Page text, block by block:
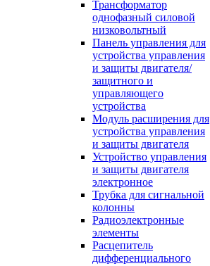
Трансформатор
однофазный силовой
низковольтный
Панель управления для
устройства управления
и защиты двигателя/
защитного и
управляющего
устройства
Модуль расширения для
устройства управления
и защиты двигателя
Устройство управления
и защиты двигателя
электронное
Трубка для сигнальной
колонны
Радиоэлектронные
элементы
Расцепитель
дифференциального